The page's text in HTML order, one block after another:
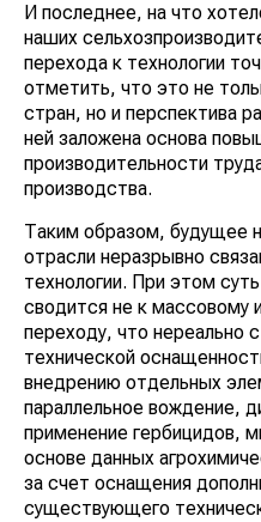
И последнее, на что
наших
перехода к технологии
отметить, что это не
стран, но и перспектива
ней заложена основа
производительности
производства.
Таким образом, будущее
отрасли неразрывно
технологии. При этом
сводится не к массовому
переходу, что нереально
технической
внедрению отдельных
параллельное вождение,
применение гербицидов,
основе данных
за счет оснащения
существующего